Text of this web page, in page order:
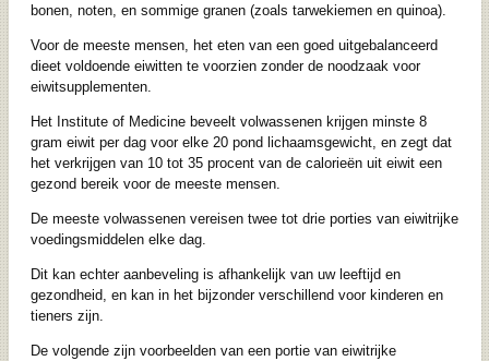
bonen, noten, en sommige granen (zoals tarwekiemen en quinoa).
Voor de meeste mensen, het eten van een goed uitgebalanceerd
dieet voldoende eiwitten te voorzien zonder de noodzaak voor
eiwitsupplementen.
Het Institute of Medicine beveelt volwassenen krijgen minste 8
gram eiwit per dag voor elke 20 pond lichaamsgewicht, en zegt dat
het verkrijgen van 10 tot 35 procent van de calorieën uit eiwit een
gezond bereik voor de meeste mensen.
De meeste volwassenen vereisen twee tot drie porties van eiwitrijke
voedingsmiddelen elke dag.
Dit kan echter aanbeveling is afhankelijk van uw leeftijd en
gezondheid, en kan in het bijzonder verschillend voor kinderen en
tieners zijn.
De volgende zijn voorbeelden van een portie van eiwitrijke